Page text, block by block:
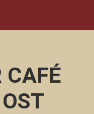
CAFÉ